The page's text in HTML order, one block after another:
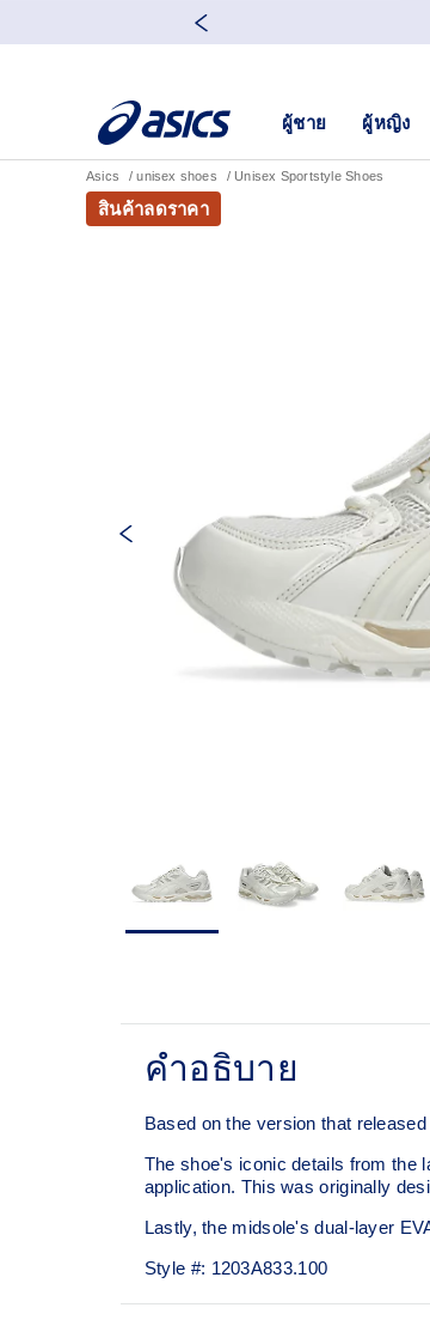
ผู้ชาย ผู้หญิง
Asics unisex shoes Unisex Sportstyle Shoes
สินค้าลดราคา
คำอธิบาย
Based on the version that
The shoe's iconic details from the
application. This was originally
Lastly, the midsole's dual-layer
Style #: 1203A833.100